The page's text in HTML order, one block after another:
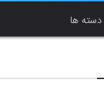
دسته ها